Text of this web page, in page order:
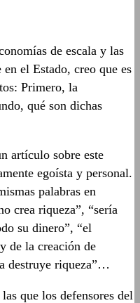
de escala y las
el Estado, creo que es
Primero, la
qué son dichas
artículo sobre este
egoísta y personal.
palabras en
crea riqueza”, “sería
su dinero”, “el
de la creación de
destruye riqueza”…
que los defensores del